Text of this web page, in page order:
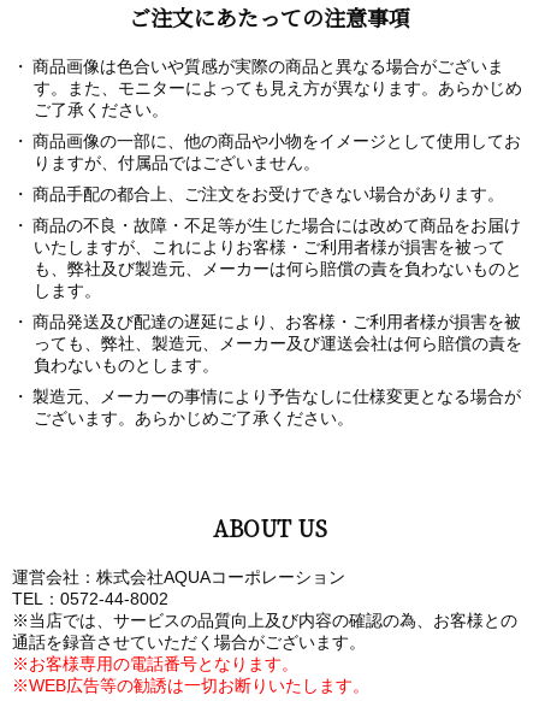
ご注文にあたっての注意事項
商品画像は色合いや質感が実際の商品と異なる場合がございま
す。また、モニターによっても見え方が異なります。あらかじめ
ご了承ください。
商品画像の一部に、他の商品や小物をイメージとして使用してお
りますが、付属品ではございません。
商品手配の都合上、ご注文をお受けできない場合があります。
商品の不良・故障・不足等が生じた場合には改めて商品をお届け
いたしますが、これによりお客様・ご利用者様が損害を被って
も、弊社及び製造元、メーカーは何ら賠償の責を負わないものと
します。
商品発送及び配達の遅延により、お客様・ご利用者様が損害を被
っても、弊社、製造元、メーカー及び運送会社は何ら賠償の責を
負わないものとします。
製造元、メーカーの事情により予告なしに仕様変更となる場合が
ございます。あらかじめご了承ください。
ABOUT US
運営会社：株式会社AQUAコーポレーション
TEL：0572-44-8002
※当店では、サービスの品質向上及び内容の確認の為、お客様との
通話を録音させていただく場合がございます。
※お客様専用の電話番号となります。
※WEB広告等の勧誘は一切お断りいたします。